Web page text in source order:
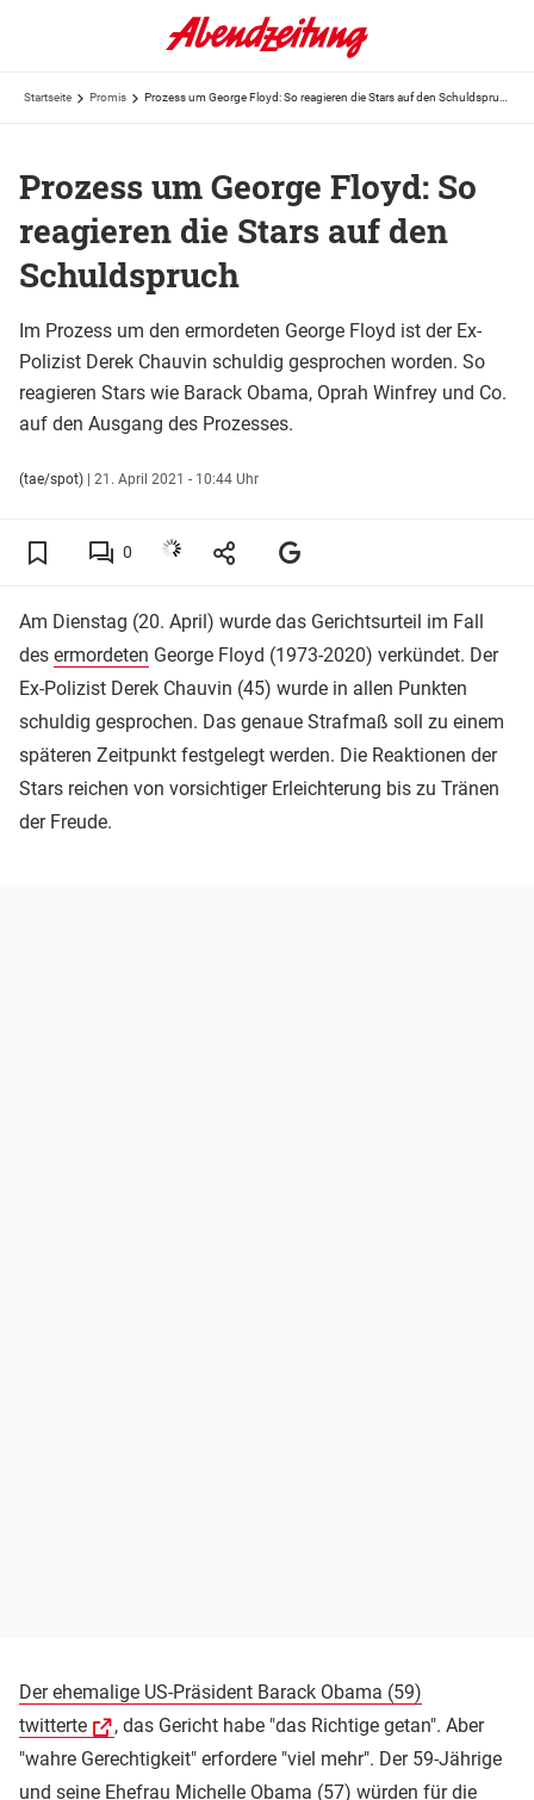
Startseite Promis
Prozess um George Floyd: So
reagieren die Stars auf den
Schuldspruch
Im Prozess um den ermordeten George Floyd ist der Ex-
Polizist Derek Chauvin schuldig gesprochen worden. So
reagieren Stars wie Barack Obama, Oprah Winfrey und Co.
auf den Ausgang des Prozesses.
(tae/spot) | 21. April 2021 - 10:44 Uhr
0
Am Dienstag (20. April) wurde das Gerichtsurteil im Fall
des ermordeten George Floyd (1973-2020) verkündet. Der
Ex-Polizist Derek Chauvin (45) wurde in allen Punkten
schuldig gesprochen. Das genaue Strafmaß soll zu einem
späteren Zeitpunkt festgelegt werden. Die Reaktionen der
Stars reichen von vorsichtiger Erleichterung bis zu Tränen
der Freude.
Der ehemalige US-Präsident Barack Obama (59)
twitterte
, das Gericht habe "das Richtige getan". Aber
"wahre Gerechtigkeit" erfordere "viel mehr". Der 59-Jährige
und seine Ehefrau Michelle Obama (57) würden für die